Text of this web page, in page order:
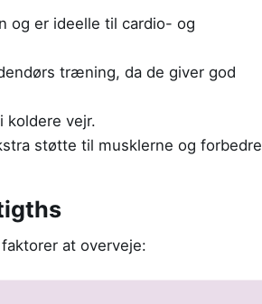
og er ideelle til cardio- og
træning, da de giver god
koldere vejr.
støtte til musklerne og forbedre
at overveje: